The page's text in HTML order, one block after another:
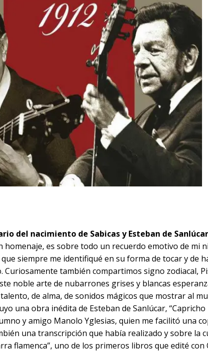
del nacimiento de Sabicas y Esteban de
homenaje, es sobre todo un recuerdo emotivo de mi
siempre me identifiqué en su forma de tocar y de
Curiosamente también compartimos signo zodiacal,
noble arte de nubarrones grises y blancas
de alma, de sonidos mágicos que mostrar al
una obra inédita de Esteban de Sanlúcar,
y amigo Manolo Yglesias, quien me facilitó una
una transcripción que había realizado y sobre la
flamenca”, uno de los primeros libros que edité